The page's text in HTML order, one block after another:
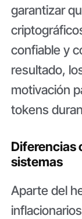
garantizar
confiable y
resultado,
motivación
tokens
Diferencias
sistemas
Aparte del